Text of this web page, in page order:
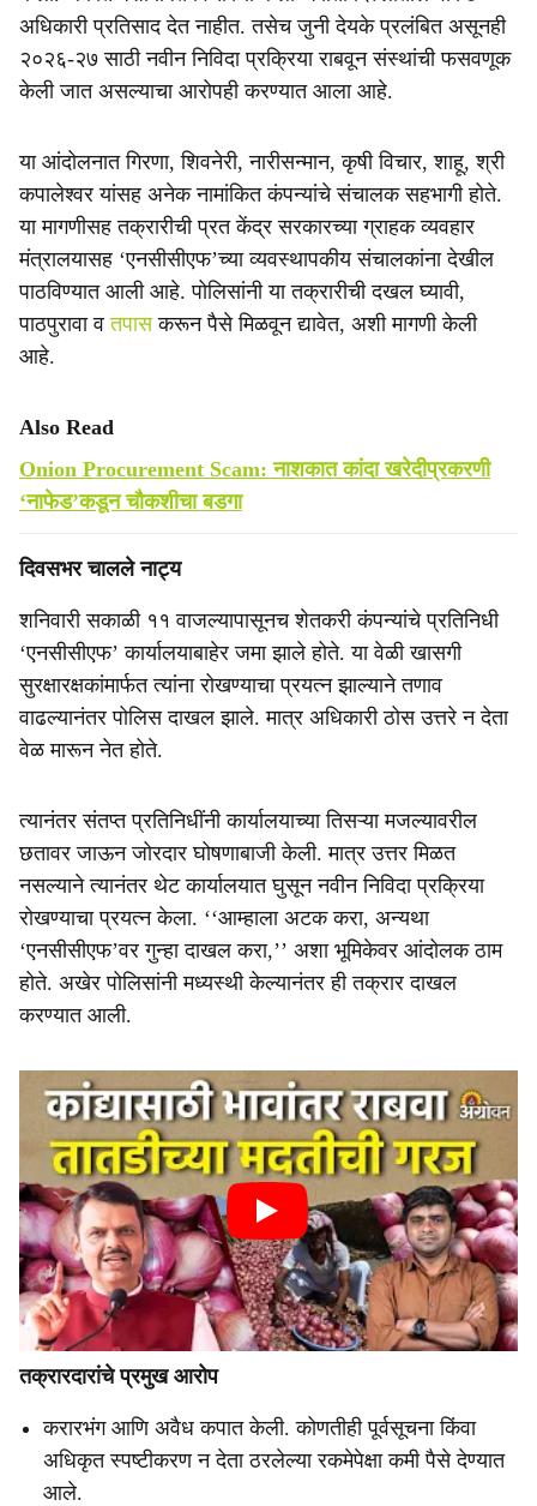
अधिकारी प्रतिसाद देत नाहीत. तसेच जुनी देयके प्रलंबित असूनही
२०२६-२७ साठी नवीन निविदा प्रक्रिया राबवून संस्थांची फसवणूक
केली जात असल्याचा आरोपही करण्यात आला आहे.
या आंदोलनात गिरणा, शिवनेरी, नारीसन्मान, कृषी विचार, शाहू, श्री
कपालेश्वर यांसह अनेक नामांकित कंपन्यांचे संचालक सहभागी होते.
या मागणीसह तक्रारीची प्रत केंद्र सरकारच्या ग्राहक व्यवहार
मंत्रालयासह ‘एनसीसीएफ’च्या व्यवस्थापकीय संचालकांना देखील
पाठविण्यात आली आहे. पोलिसांनी या तक्रारीची दखल घ्यावी,
पाठपुरावा वतपासकरून पैसे मिळवून द्यावेत, अशी मागणी केली
आहे.
Also Read
Onion Procurement Scam: नाशकात कांदा खरेदीप्रकरणी
‘नाफेड’कडून चौकशीचा बडगा
दिवसभर चालले नाट्य
शनिवारी सकाळी ११ वाजल्यापासूनच शेतकरी कंपन्यांचे प्रतिनिधी
‘एनसीसीएफ’ कार्यालयाबाहेर जमा झाले होते. या वेळी खासगी
सुरक्षारक्षकांमार्फत त्यांना रोखण्याचा प्रयत्न झाल्याने तणाव
वाढल्यानंतर पोलिस दाखल झाले. मात्र अधिकारी ठोस उत्तरे न देता
वेळ मारून नेत होते.
त्यानंतर संतप्त प्रतिनिधींनी कार्यालयाच्या तिसऱ्या मजल्यावरील
छतावर जाऊन जोरदार घोषणाबाजी केली. मात्र उत्तर मिळत
नसल्याने त्यानंतर थेट कार्यालयात घुसून नवीन निविदा प्रक्रिया
रोखण्याचा प्रयत्न केला. ‘‘आम्हाला अटक करा, अन्यथा
‘एनसीसीएफ’वर गुन्हा दाखल करा,’’ अशा भूमिकेवर आंदोलक ठाम
होते. अखेर पोलिसांनी मध्यस्थी केल्यानंतर ही तक्रार दाखल
करण्यात आली.
तक्रारदारांचे प्रमुख आरोप
करारभंग आणि अवैध कपात केली. कोणतीही पूर्वसूचना किंवा
अधिकृत स्पष्टीकरण न देता ठरलेल्या रकमेपेक्षा कमी पैसे देण्यात
आले.